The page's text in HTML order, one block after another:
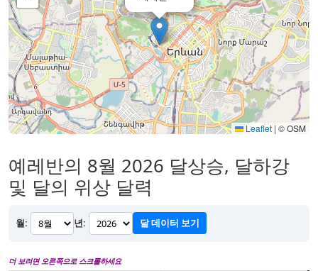
Leaflet | © OSM
예레반의 8월 2026 달상승, 달하강
및 달의 위상 달력
월: 년: 달 데이터 보기
더 보려면 오른쪽으로 스크롤하세요